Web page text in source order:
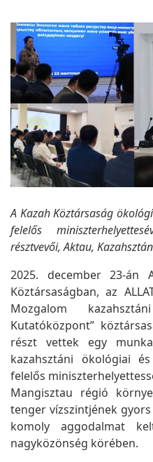
A Kazah Köztársaság
felelős
résztvevői, Aktau, Kazahsztán
2025. december 23-án
Köztársaságban, az
Mozgalom
Kutatóközpont”
részt vettek egy
kazahsztáni ökológiai
felelős
Mangisztau régió
tenger vízszintjének
komoly aggodalmat
nagyközönség körében.